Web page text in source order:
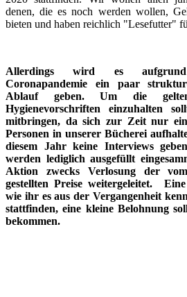
denen, die es noch werden wollen,
bieten und haben reichlich "Lesefutter"
Allerdings wird es
Coronapandemie ein paar
Ablauf geben. Um die
Hygienevorschriften einzuhalten
mitbringen, da sich zur Zeit nur
Personen in unserer Bücherei
diesem Jahr keine Interviews
werden lediglich ausgefüllt
Aktion zwecks Verlosung der
gestellten Preise weitergeleitet.
wie ihr es aus der Vergangenheit
stattfinden, eine kleine Belohnung
bekommen.